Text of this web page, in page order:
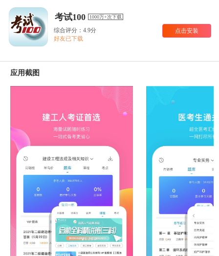
考试100 1000万+次下载
综合评分：4.9分
好友已下载
点击安装
应用截图